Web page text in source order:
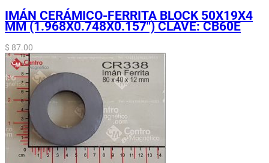
IMÁN CERÁMICO-FERRITA BLOCK 50X19X4
MM (1.968X0.748X0.157″) CLAVE: CB60E
$ 87.00